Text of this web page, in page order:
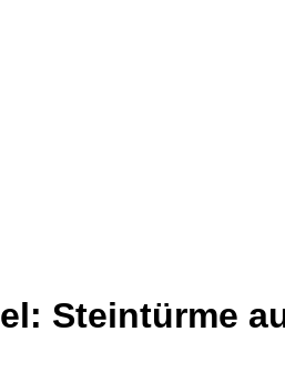
Steintürme